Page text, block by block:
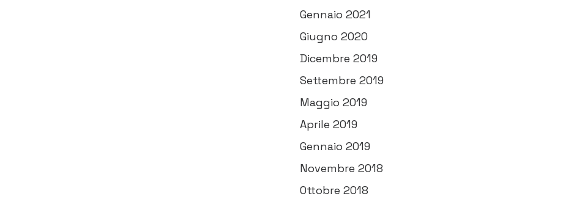
Gennaio 2021
Giugno 2020
Dicembre 2019
Settembre 2019
Maggio 2019
Aprile 2019
Gennaio 2019
Novembre 2018
Ottobre 2018